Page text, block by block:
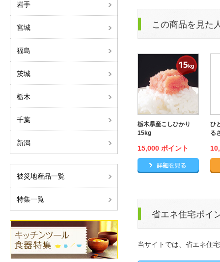
この商品を見た
栃木県産こしひかり
15kg
15,000 ポイント
ひ
る
省エネ住宅ポイ
当サイトでは、省エネ住
岩手
宮城
福島
茨城
栃木
千葉
新潟
被災地産品一覧
特集一覧